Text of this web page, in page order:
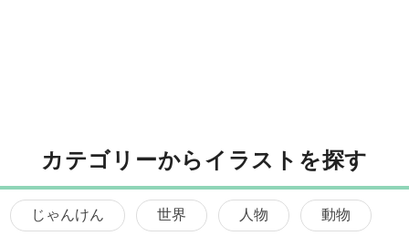
カテゴリーからイラストを探す
じゃんけん 世界 人物 動物